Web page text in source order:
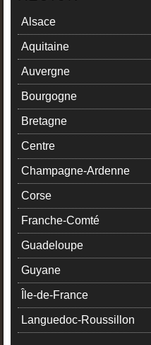
Alsace
Aquitaine
Auvergne
Bourgogne
Bretagne
Centre
Champagne-Ardenne
Corse
Franche-Comté
Guadeloupe
Guyane
Île-de-France
Languedoc-Roussillon